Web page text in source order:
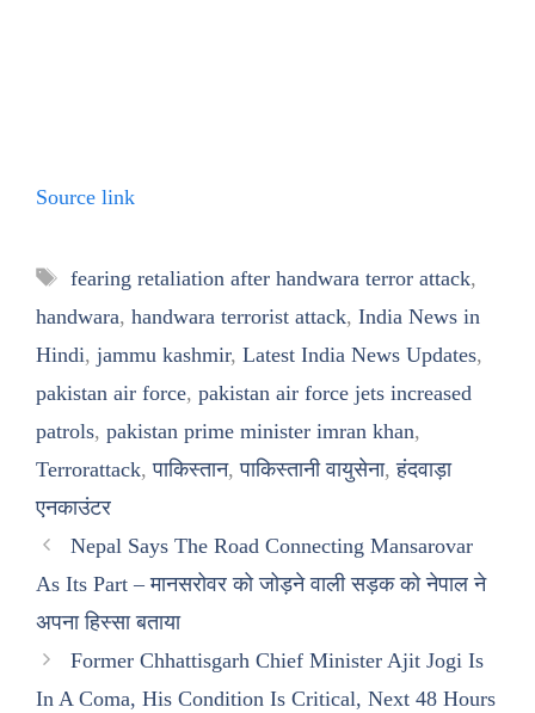
Source link
Tags
fearing retaliation after handwara terror attack,
handwara, handwara terrorist attack, India News in
Hindi, jammu kashmir, Latest India News Updates,
pakistan air force, pakistan air force jets increased
patrols, pakistan prime minister imran khan,
Terrorattack,पाकिस्तान,पाकिस्तानी वायुसेना,हंदवाड़ा
एनकाउंटर
Nepal Says The Road Connecting Mansarovar
As Its Part – मानसरोवर को जोड़ने वाली सड़क को नेपाल ने
अपना हिस्सा बताया
Former Chhattisgarh Chief Minister Ajit Jogi Is
In A Coma, His Condition Is Critical, Next 48 Hours